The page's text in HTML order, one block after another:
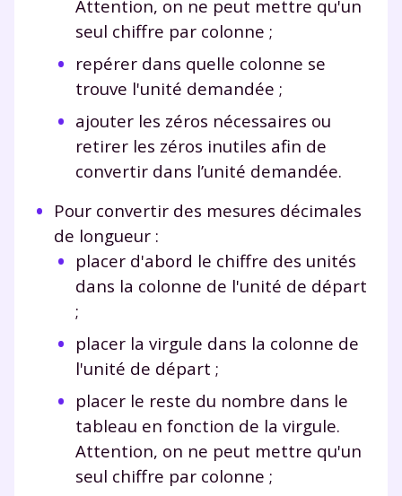
Attention, on ne peut mettre qu'un
seul chiffre par colonne ;
repérer dans quelle colonne se
trouve l'unité demandée ;
ajouter les zéros nécessaires ou
retirer les zéros inutiles afin de
convertir dans l’unité demandée.
Pour convertir des mesures décimales
de longueur :
placer d'abord le chiffre des unités
dans la colonne de l'unité de départ
;
placer la virgule dans la colonne de
l'unité de départ ;
placer le reste du nombre dans le
tableau en fonction de la virgule.
Attention, on ne peut mettre qu'un
seul chiffre par colonne ;